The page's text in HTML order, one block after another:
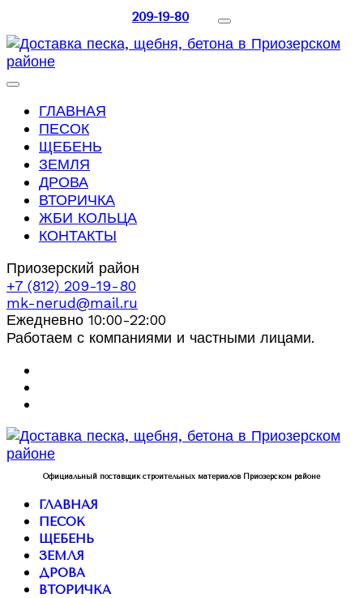
209-19-80
ГЛАВНАЯ
ПЕСОК
ЩЕБЕНЬ
ЗЕМЛЯ
ДРОВА
ВТОРИЧКА
ЖБИ КОЛЬЦА
КОНТАКТЫ
Приозерский район
+7 (812) 209-19-80
mk-nerud@mail.ru
Ежедневно 10:00-22:00
Работаем с компаниями и частными лицами.
Официальный поставщик строительных материалов Приозерском районе
ГЛАВНАЯ
ПЕСОК
ЩЕБЕНЬ
ЗЕМЛЯ
ДРОВА
ВТОРИЧКА